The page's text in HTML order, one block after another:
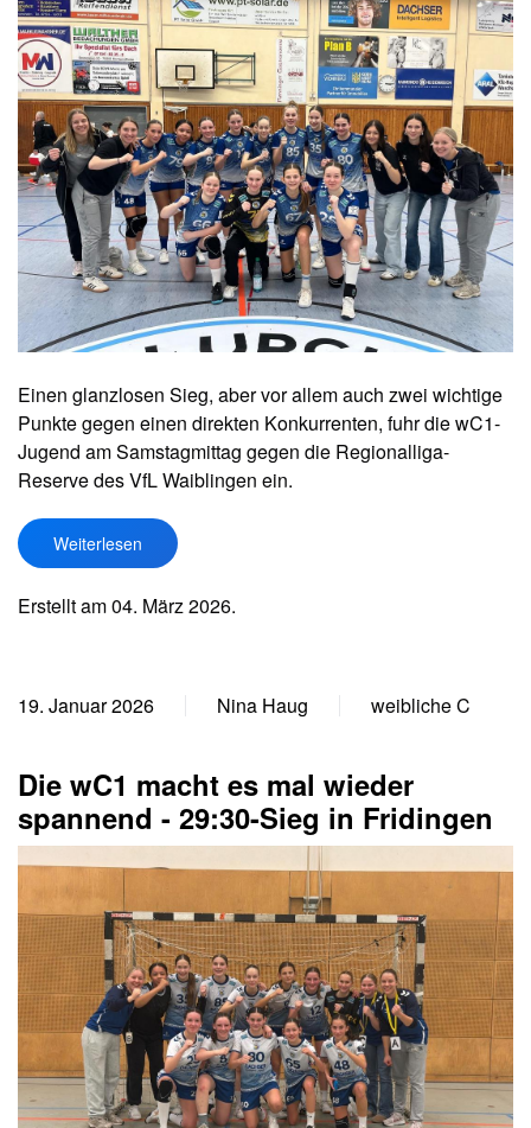
Einen glanzlosen Sieg, aber vor allem auch zwei wichtige
Punkte gegen einen direkten Konkurrenten, fuhr die wC1-
Jugend am Samstagmittag gegen die Regionalliga-
Reserve des VfL Waiblingen ein.
Weiterlesen
Erstellt am04. März 2026.
19. Januar 2026 Nina Haug weibliche C
Die wC1 macht es mal wieder
spannend - 29:30-Sieg in Fridingen